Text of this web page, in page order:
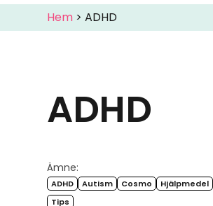
Hem >ADHD
ADHD
Ämne:
ADHD Autism Cosmo Hjälpmedel
Tips